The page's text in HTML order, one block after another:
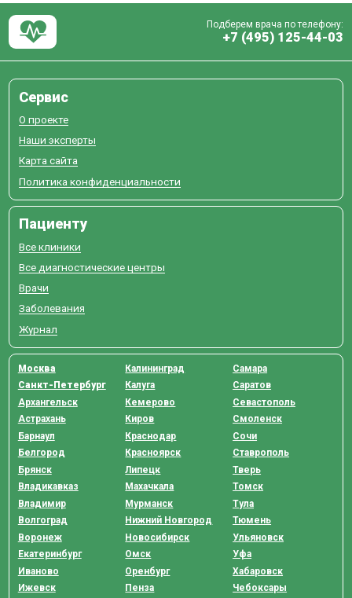
Подберем врача по телефону:
+7 (495) 125-44-03
Сервис
О проекте
Наши эксперты
Карта сайта
Политика конфиденциальности
Пациенту
Все клиники
Все диагностические центры
Врачи
Заболевания
Журнал
Москва
Санкт-Петербург
Архангельск
Астрахань
Барнаул
Белгород
Брянск
Владикавказ
Владимир
Волгоград
Воронеж
Екатеринбург
Иваново
Ижевск
Калининград
Калуга
Кемерово
Киров
Краснодар
Красноярск
Липецк
Махачкала
Мурманск
Нижний Новгород
Новосибирск
Омск
Оренбург
Пенза
Самара
Саратов
Севастополь
Смоленск
Сочи
Ставрополь
Тверь
Томск
Тула
Тюмень
Ульяновск
Уфа
Хабаровск
Чебоксары